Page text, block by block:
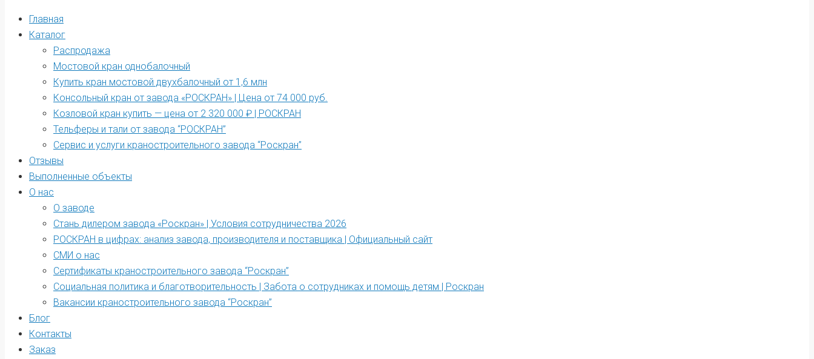
Главная
Каталог
Распродажа
Мостовой кран однобалочный
Купить кран мостовой двухбалочный от 1,6 млн
Консольный кран от завода «РОСКРАН» | Цена от 74 000 руб.
Козловой кран купить — цена от 2 320 000 ₽ | РОСКРАН
Тельферы и тали от завода “РОСКРАН”
Сервис и услуги краностроительного завода “Роскран”
Отзывы
Выполненные объекты
О нас
О заводе
Стань дилером завода «Роскран» | Условия сотрудничества 2026
РОСКРАН в цифрах: анализ завода, производителя и поставщика | Официальный сайт
СМИ о нас
Сертификаты краностроительного завода “Роскран”
Социальная политика и благотворительность | Забота о сотрудниках и помощь детям | Роскран
Вакансии краностроительного завода “Роскран”
Блог
Контакты
Заказ